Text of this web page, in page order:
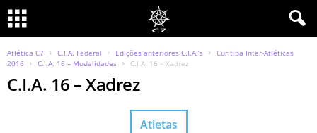
Atlética C7 C.I.A. Federal Edições anteriores C.I.A.’s
Curitiba Inter-Atléticas
2016
C.I.A. 16 – Modalidades C.I.A. 16 – Xadrez
C.I.A. 16 – Xadrez
Atletas